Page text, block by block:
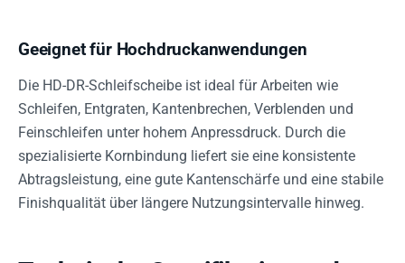
Geeignet für Hochdruckanwendungen
Die HD-DR-Schleifscheibe ist ideal für Arbeiten wie
Schleifen, Entgraten, Kantenbrechen, Verblenden und
Feinschleifen unter hohem Anpressdruck. Durch die
spezialisierte Kornbindung liefert sie eine konsistente
Abtragsleistung, eine gute Kantenschärfe und eine stabile
Finishqualität über längere Nutzungsintervalle hinweg.